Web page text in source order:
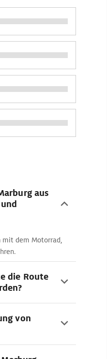
aus
mit dem Motorrad,
die Route
von